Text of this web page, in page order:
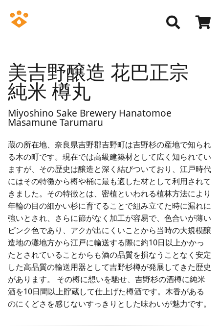
美吉野醸造 花巴正宗
純米 樽丸
Miyoshino Sake Brewery Hanatomoe
Masamune Tarumaru
蔵の所在地、奈良県吉野郡吉野町は吉野杉の産地で知られ
る木の町です。現在では高級建築材として広く知られてい
ますが、その歴史は醸造と深く結びついており、江戸時代
にはその特徴から樽や桶に最も適した材として利用されて
きました。その特徴とは、密植といわれる植林方法により
年輪の目の細かい杉に育てることで組み立てた時に漏れに
強いとされ、さらに節がなく加工が容易で、色合いが薄い
ピンク色であり、アクが出にくいことから当時の大規模醸
造地の灘地方から江戸に輸送する際に約10日以上かかっ
たとされていることからも酒の品質を損なうことなく安定
した高品質の輸送用器として吉野杉樽が発展してきた歴史
があります。 その樽に想いを馳せ、吉野杉の酒樽に純米
酒を10日間以上貯蔵して仕上げた樽酒です。木香がある
のにくどさを感じないすっきりとした味わいが魅力です。